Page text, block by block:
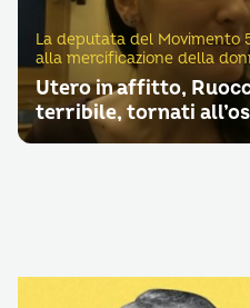
La deputata del Movimento
alla mercificazione della
Utero in affitto,
terribile, tornati